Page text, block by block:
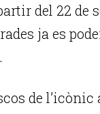
del 22 de
ja es
de l’icònic